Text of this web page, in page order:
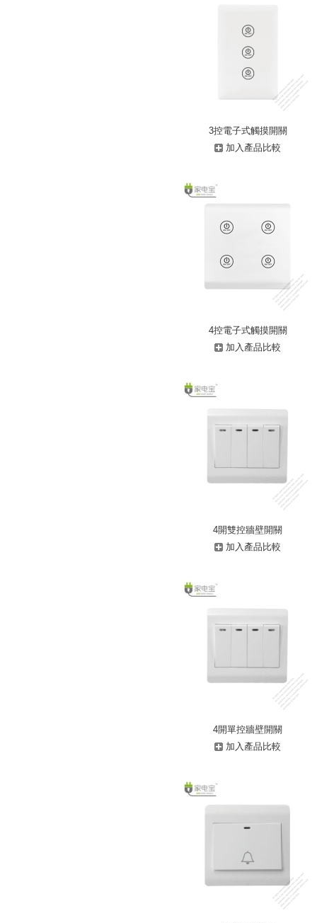
3控電子式觸摸開關
加入產品比較
4控電子式觸摸開關
加入產品比較
4開雙控牆壁開關
加入產品比較
4開單控牆壁開關
加入產品比較